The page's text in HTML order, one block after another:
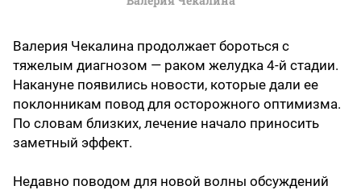
Валерия Чекалина продолжает бороться с
тяжелым диагнозом — раком желудка 4-й стадии.
Накануне появились новости, которые дали ее
поклонникам повод для осторожного оптимизма.
По словам близких, лечение начало приносить
заметный эффект.
Недавно поводом для новой волны обсуждений